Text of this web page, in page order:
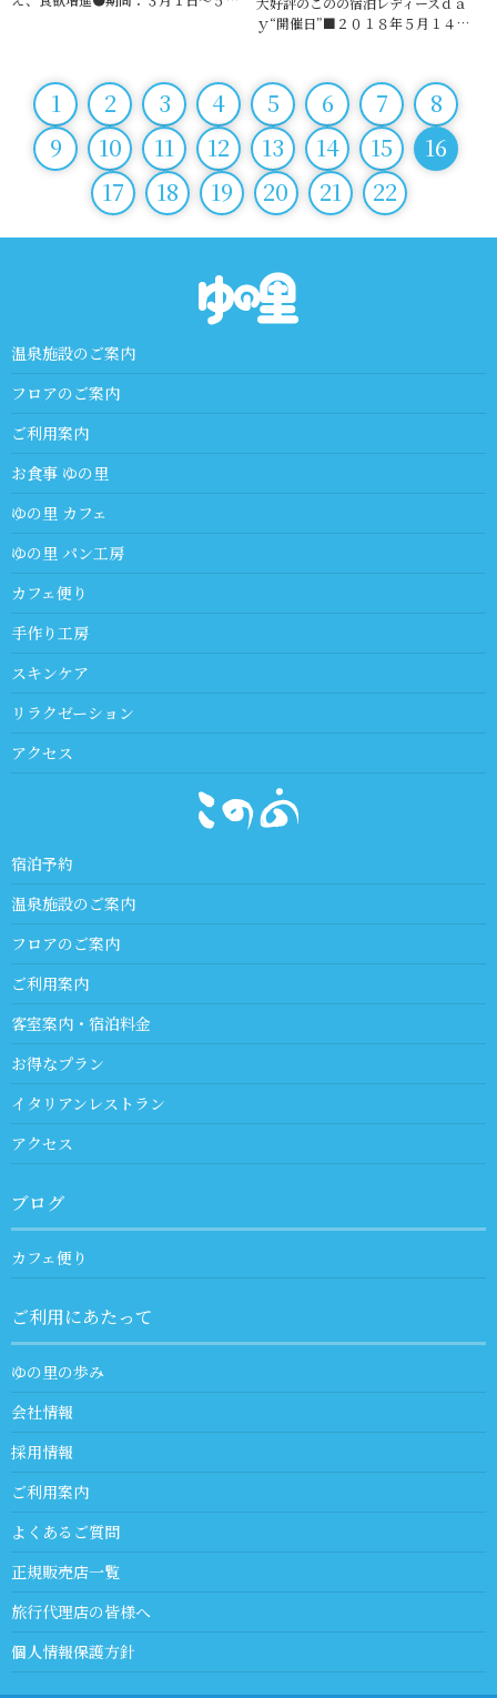
ｙ“開催日”■２０１８年５月１４…
1 2 3 4 5 6 7
8
9
10 11 12 13 14 15
16
17
18 19 20 21 22
温泉施設のご案内
フロアのご案内
ご利用案内
お食事 ゆの里
ゆの里 カフェ
ゆの里 パン工房
カフェ便り
手作り工房
スキンケア
リラクゼーション
アクセス
宿泊予約
温泉施設のご案内
フロアのご案内
ご利用案内
客室案内・宿泊料金
お得なプラン
イタリアンレストラン
アクセス
ブログ
カフェ便り
ご利用にあたって
ゆの里の歩み
会社情報
採用情報
ご利用案内
よくあるご質問
正規販売店一覧
旅行代理店の皆様へ
個人情報保護方針